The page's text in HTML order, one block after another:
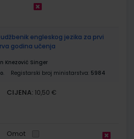
udžbenik engleskog jezika za prvi
godina učenja
Knezović Singer
Registarski broj ministarstva: 5984
CIJENA: 10,50 €
Omot